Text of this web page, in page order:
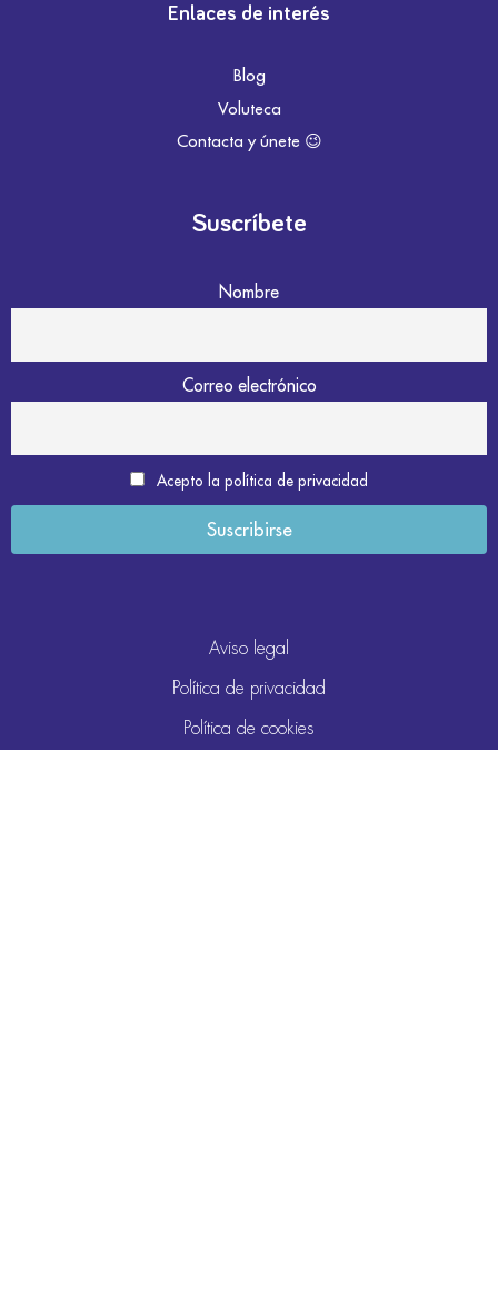
Enlaces de interés
Blog
Voluteca
Contacta y únete 😉
Suscríbete
Nombre
Correo electrónico
Acepto la política de privacidad
Aviso legal
Política de privacidad
Política de cookies